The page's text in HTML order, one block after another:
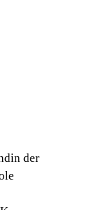
der